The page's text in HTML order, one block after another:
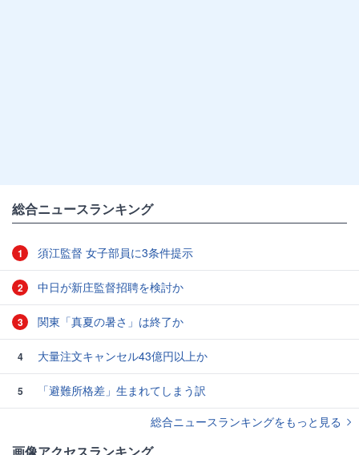
総合ニュースランキング
1 須江監督 女子部員に3条件提示
2 中日が新庄監督招聘を検討か
3 関東「真夏の暑さ」は終了か
4 大量注文キャンセル43億円以上か
5
「避難所格差」生まれてしまう訳
総合ニュースランキングをもっと見る